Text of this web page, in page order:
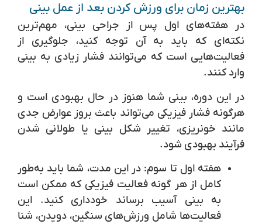
بهترین زمان برای ورزش کردن بعد از عمل بینی
در هفته‌های اول پس از جراحی بینی، مهم‌ترین
نکته‌ای که باید به آن توجه کنید، جلوگیری از
فعالیت‌هایی است که می‌توانند فشار زیادی به بینی
وارد کنند.
در این دوره، بینی شما هنوز در حال بهبودی است و
هرگونه فشار فیزیکی می‌تواند باعث بروز عوارض جدی
مانند خونریزی، تغییر شکل بینی یا طولانی شدن
فرآیند بهبودی شود.
هفته اول تا سوم:در این مدت، شما باید به‌طور
کامل از هر گونه فعالیت فیزیکی که ممکن است
به بینی آسیب برساند خودداری کنید. این
فعالیت‌ها شامل ورزش‌های سنگین، دویدن، شنا